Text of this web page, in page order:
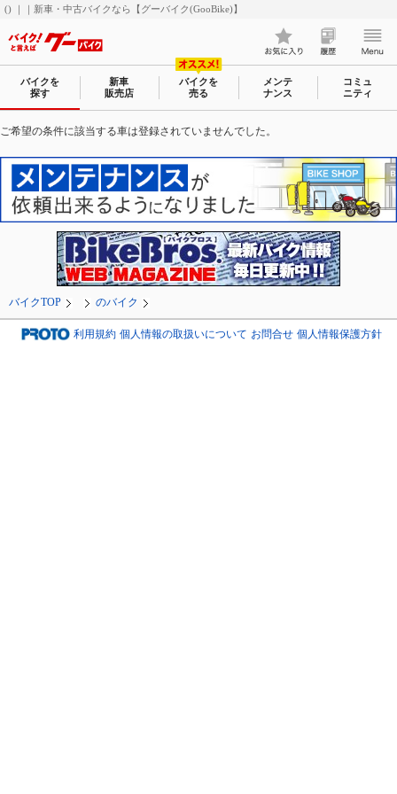
() ｜｜新車・中古バイクなら【グーバイク(GooBike)】
バイクを
探す
新車
販売店
バイクを
売る
メンテ
ナンス
コミュ
ニティ
ご希望の条件に該当する車は登録されていませんでした。
バイクTOP のバイク
利用規約 個人情報の取扱いについて お問合せ 個人情報保護方針